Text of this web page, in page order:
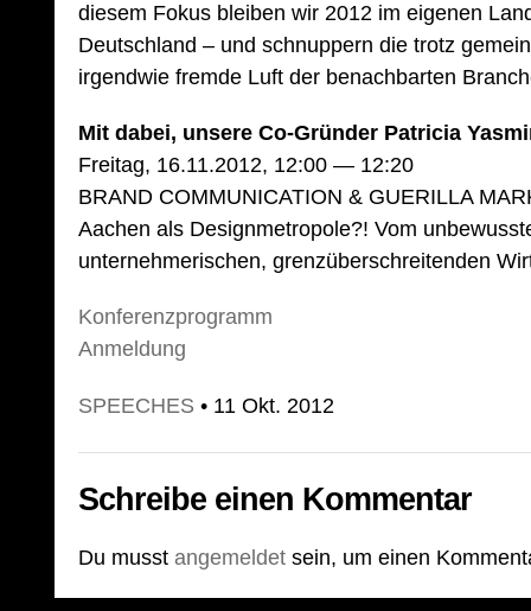
diesem Fokus bleiben wir 2012 im eigenen
Deutschland – und schnuppern die trotz
irgendwie fremde Luft der benachbarten
Mit dabei, unsere Co-Gründer Patricia
Freitag, 16.11.2012, 12:00 — 12:20
BRAND COMMUNICATION & GUERILLA
Aachen als Designmetropole?! Vom
unternehmerischen, grenzüberschreitenden
Konferenzprogramm
Anmeldung
SPEECHES • 11 Okt. 2012
Schreibe einen Kommentar
Du musst angemeldet sein, um einen